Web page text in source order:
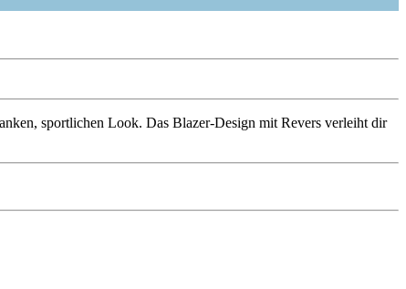
sportlichen Look. Das Blazer-Design mit Revers verleiht dir